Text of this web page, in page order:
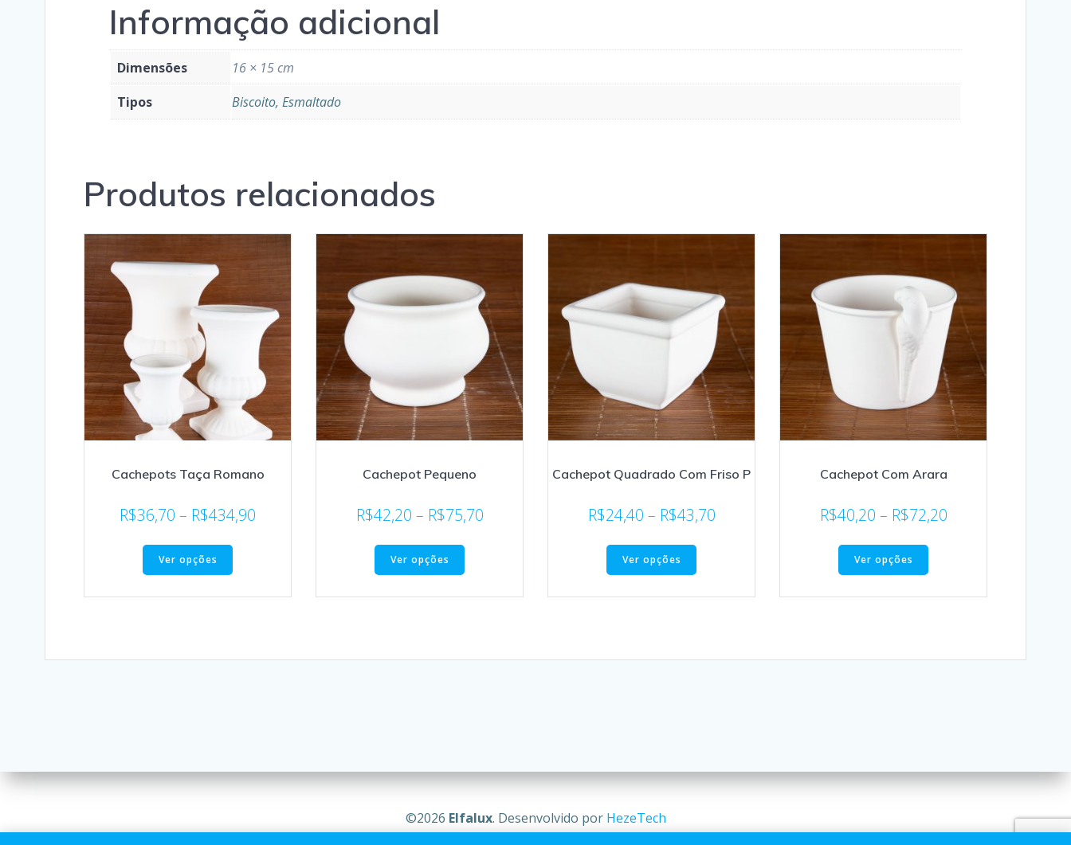
Informação adicional
Dimensões
16 × 15 cm
Tipos
Biscoito, Esmaltado
Produtos relacionados
Cachepots Taça Romano
R$36,70 – R$434,90
Ver opções
Cachepot Pequeno
R$42,20 – R$75,70
Ver opções
Cachepot Quadrado Com Friso P
R$24,40 – R$43,70
Ver opções
Cachepot Com Arara
R$40,20 – R$72,20
Ver opções
©2026 Elfalux. Desenvolvido por HezeTech